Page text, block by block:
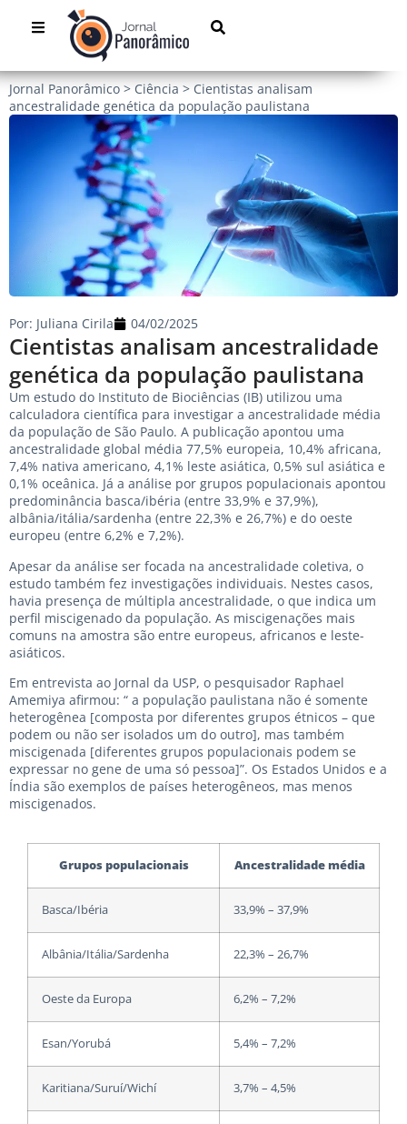
Jornal Panorâmico > Ciência > Cientistas analisam
ancestralidade genética da população paulistana
Cientistas analisam ancestralidade
genética da população paulistana
Por: Juliana Cirila 04/02/2025
Um estudo do Instituto de Biociências (IB) utilizou uma
calculadora científica para investigar a ancestralidade média
da população de São Paulo. A publicação apontou uma
ancestralidade global média 77,5% europeia, 10,4% africana,
7,4% nativa americano, 4,1% leste asiática, 0,5% sul asiática e
0,1% oceânica. Já a análise por grupos populacionais apontou
predominância basca/ibéria (entre 33,9% e 37,9%),
albânia/itália/sardenha (entre 22,3% e 26,7%) e do oeste
europeu (entre 6,2% e 7,2%).
Apesar da análise ser focada na ancestralidade coletiva, o
estudo também fez investigações individuais. Nestes casos,
havia presença de múltipla ancestralidade, o que indica um
perfil miscigenado da população. As miscigenações mais
comuns na amostra são entre europeus, africanos e leste-
asiáticos.
Em entrevista ao Jornal da USP, o pesquisador Raphael
Amemiya afirmou: “ a população paulistana não é somente
heterogênea [composta por diferentes grupos étnicos – que
podem ou não ser isolados um do outro], mas também
miscigenada [diferentes grupos populacionais podem se
expressar no gene de uma só pessoa]”. Os Estados Unidos e a
Índia são exemplos de países heterogêneos, mas menos
miscigenados.
Grupos populacionais Ancestralidade média
Basca/Ibéria 33,9% – 37,9%
Albânia/Itália/Sardenha 22,3% – 26,7%
Oeste da Europa 6,2% – 7,2%
Esan/Yorubá 5,4% – 7,2%
Karitiana/Suruí/Wichí 3,7% – 4,5%